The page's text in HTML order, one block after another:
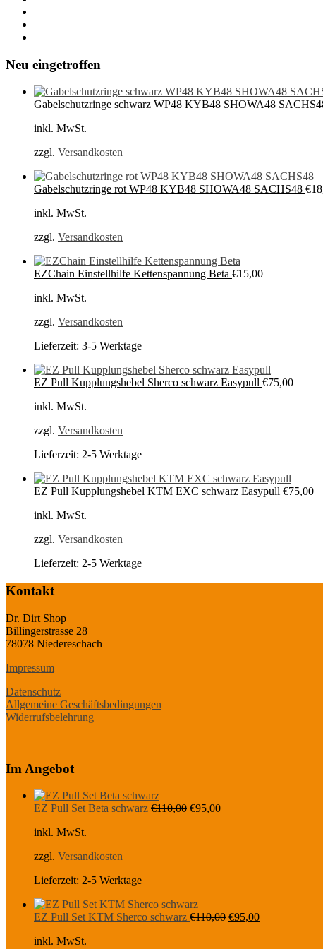
Neu eingetroffen
Gabelschutzringe schwarz WP48 KYB48 SHOWA48
inkl. MwSt.
zzgl. Versandkosten
Gabelschutzringe rot WP48 KYB48 SHOWA48 SACHS48 €
inkl. MwSt.
zzgl. Versandkosten
EZChain Einstellhilfe Kettenspannung Beta €15,00
inkl. MwSt.
zzgl. Versandkosten
Lieferzeit: 3-5 Werktage
EZ Pull Kupplungshebel Sherco schwarz Easypull €75,00
inkl. MwSt.
zzgl. Versandkosten
Lieferzeit: 2-5 Werktage
EZ Pull Kupplungshebel KTM EXC schwarz Easypull €75,00
inkl. MwSt.
zzgl. Versandkosten
Lieferzeit: 2-5 Werktage
Kontakt
Dr. Dirt Shop
Billingerstrasse 28
78078 Niedereschach
Impressum
Datenschutz
Allgemeine Geschäftsbedingungen
Widerrufsbelehrung
Im Angebot
EZ Pull Set Beta schwarz €110,00 Ursprünglicher
€95,00Aktueller
inkl. MwSt.
zzgl. Versandkosten
Lieferzeit: 2-5 Werktage
EZ Pull Set KTM Sherco schwarz €110,00 Ursprünglicher
€95,00Aktueller
inkl. MwSt.